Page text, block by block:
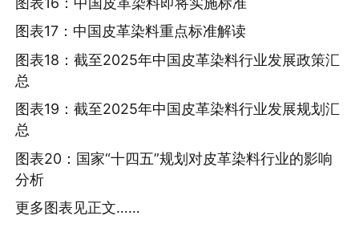
图表17：中国皮革染料重点标准解读
图表18：截至2025年中国皮革染料行业发展政策汇
总
图表19：截至2025年中国皮革染料行业发展规划汇
总
图表20：国家“十四五”规划对皮革染料行业的影响
分析
更多图表见正文……